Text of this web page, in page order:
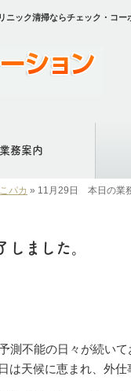
ック清掃ならチェック・コ
業務案内
パカ » 11月29日 本日の業
ました。
測不能の日々が続い
は天候に恵まれ、外